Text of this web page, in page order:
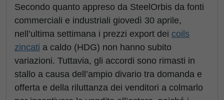
Secondo quanto appreso da SteelOrbis da fonti
commerciali e industriali giovedì 30 aprile,
nell’ultima settimana i prezzi export dei coils
zincati a caldo (HDG) non hanno subito
variazioni. Tuttavia, gli accordi sono rimasti in
stallo a causa dell’ampio divario tra domanda e
offerta e della riluttanza dei venditori a colmarlo